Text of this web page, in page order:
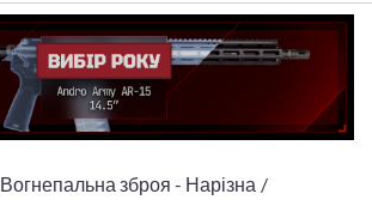
Вогнепальна зброя - Нарізна